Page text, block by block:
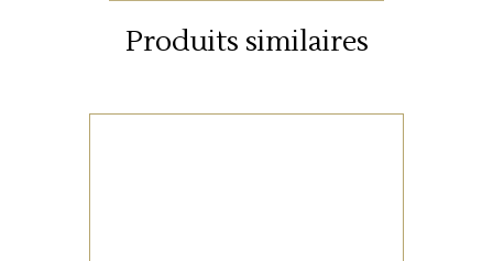
Produits similaires